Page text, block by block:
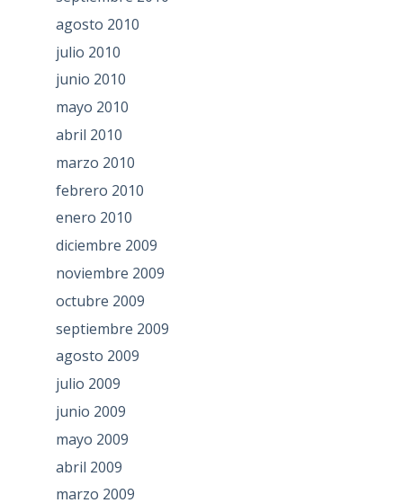
agosto 2010
julio 2010
junio 2010
mayo 2010
abril 2010
marzo 2010
febrero 2010
enero 2010
diciembre 2009
noviembre 2009
octubre 2009
septiembre 2009
agosto 2009
julio 2009
junio 2009
mayo 2009
abril 2009
marzo 2009